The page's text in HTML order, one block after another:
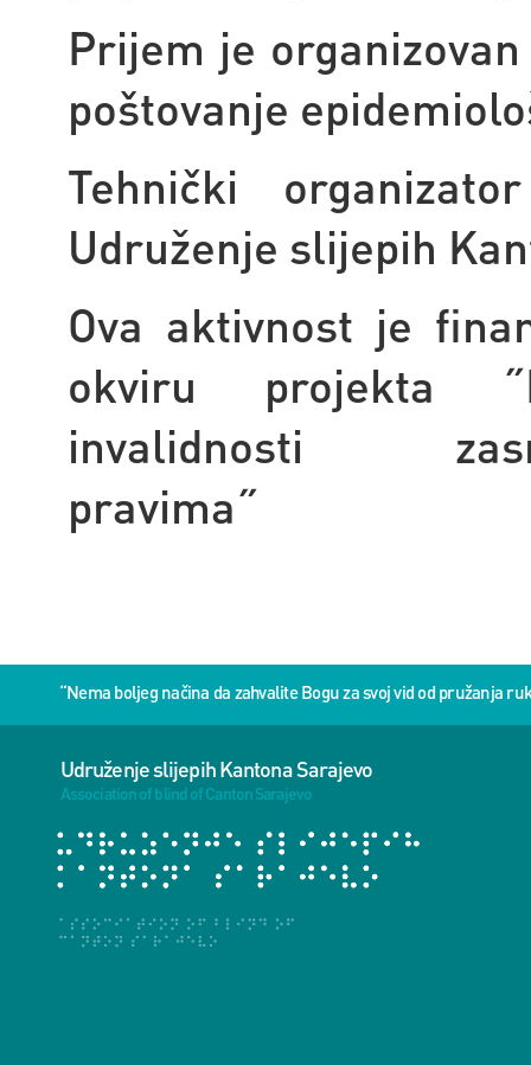
Prijem je
poštovanje
Tehnički
Udruženje slijepih
Ova aktivnost je
okviru projekta
invalidnosti
“Nema boljeg načina da zahvalite Bogu za svoj vid od pružanja
Udruženje slijepih Kantona Sarajevo
Association of blind of Canton Sarajevo